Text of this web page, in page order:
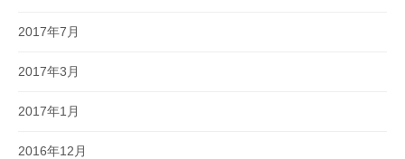
2017年7月
2017年3月
2017年1月
2016年12月